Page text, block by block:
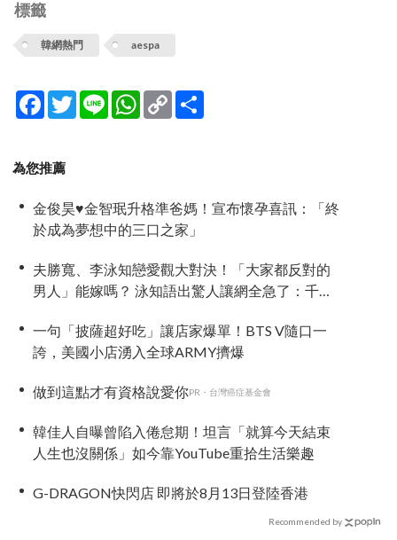
標籤
韓網熱門 aespa
Facebook
TwitterLine WhatsApp
Copy
Link
為您推薦
金俊昊♥金智珉升格準爸媽！宣布懷孕喜訊：「終
於成為夢想中的三口之家」
夫勝寬、李泳知戀愛觀大對決！「大家都反對的
男人」能嫁嗎？ 泳知語出驚人讓網全急了：千萬
一句「披薩超好吃」讓店家爆單！BTS V隨口一
誇，美國小店湧入全球ARMY擠爆
做到這點才有資格說愛你PR・台灣癌症基金會
韓佳人自曝曾陷入倦怠期！坦言「就算今天結束
人生也沒關係」如今靠YouTube重拾生活樂趣
G-DRAGON快閃店 即將於8月13日登陸香港
Recommended by